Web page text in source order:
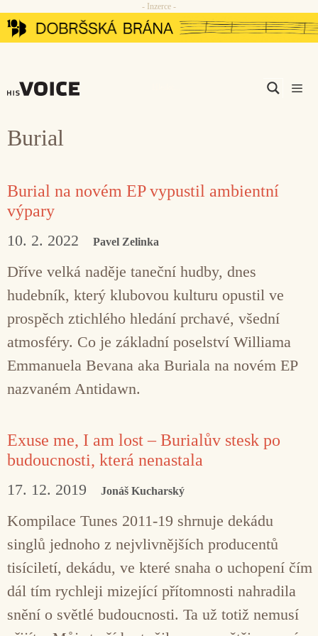
Přeskočit
na
- Inzerce -
Burial
Burial na novém EP vypustil ambientní
výpary
10. 2. 2022 Pavel Zelinka
Dříve velká naděje taneční hudby, dnes
hudebník, který klubovou kulturu opustil ve
prospěch ztichlého hledání prchavé, všední
atmosféry. Co je základní poselství Williama
Emmanuela Bevana aka Buriala na novém EP
nazvaném Antidawn.
Exuse me, I am lost – Burialův stesk po
budoucnosti, která nenastala
17. 12. 2019 Jonáš Kucharský
Kompilace Tunes 2011-19 shrnuje dekádu
singlů jednoho z nejvlivnějších producentů
tisíciletí, dekádu, ve které snaha o uchopení čím
dál tím rychleji mizející přítomnosti nahradila
snění o světlé budoucnosti. Ta už totiž nemusí